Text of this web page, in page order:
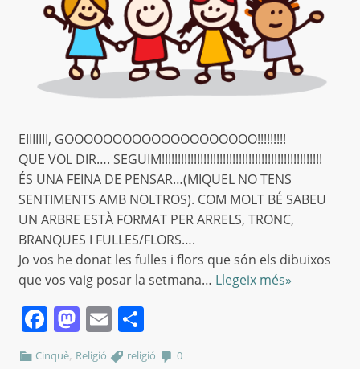
EIIIIIII, GOOOOOOOOOOOOOOOOOOOO!!!!!!!!!
QUE VOL DIR…. SEGUIM!!!!!!!!!!!!!!!!!!!!!!!!!!!!!!!!!!!!!!!!!!!!!!!!!!
ÉS UNA FEINA DE PENSAR…(MIQUEL NO TENS
SENTIMENTS AMB NOLTROS). COM MOLT BÉ SABEU
UN ARBRE ESTÀ FORMAT PER ARRELS, TRONC,
BRANQUES I FULLES/FLORS….
Jo vos he donat les fulles i flors que són els dibuixos
que vos vaig posar la setmana… Llegeix més»
Facebook
Mastodon
Email
Cinquè, Religió religió 0